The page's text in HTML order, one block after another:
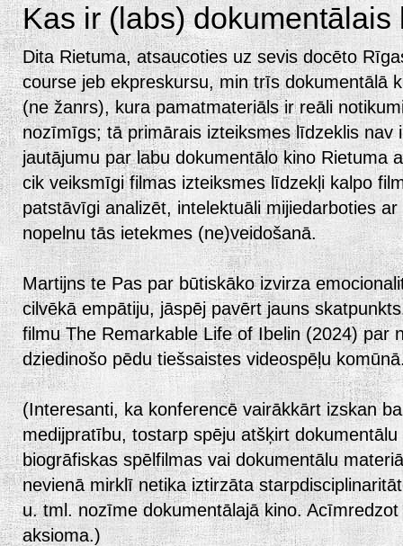
Kas ir (labs) dokumentālais
Dita Rietuma, atsaucoties uz sevis docēto
course jeb ekpreskursu, min trīs dokumentālā
(ne žanrs), kura pamatmateriāls ir reāli
nozīmīgs; tā primārais izteiksmes līdzeklis nav
jautājumu par labu dokumentālo kino Rietuma
cik veiksmīgi filmas izteiksmes līdzekļi kalpo
patstāvīgi analizēt, intelektuāli mijiedarboties
nopelnu tās ietekmes (ne)veidošanā.
Martijns te Pas par būtiskāko izvirza
cilvēkā empātiju, jāspēj pavērt jauns
filmu The Remarkable Life of Ibelin (2024) par
dziedinošo pēdu tiešsaistes videospēļu
(Interesanti, ka konferencē vairākkārt izskan
medijpratību, tostarp spēju atšķirt
biogrāfiskas spēlfilmas vai dokumentālu
nevienā mirklī netika iztirzāta
u. tml. nozīme dokumentālajā kino.
aksioma.)